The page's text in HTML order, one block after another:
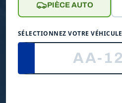
PIÈCE AUTO
SÉLECTIONNEZ VOTRE VÉHICULE